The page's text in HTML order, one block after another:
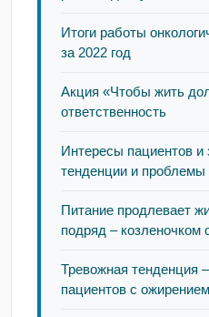
Итоги работы
за 2022 год
Акция «Чтобы жить
ответственность
Интересы пациентов и
тенденции и проблемы
Питание продлевает
подряд – козленочком
Тревожная тенденция
пациентов с ожирением